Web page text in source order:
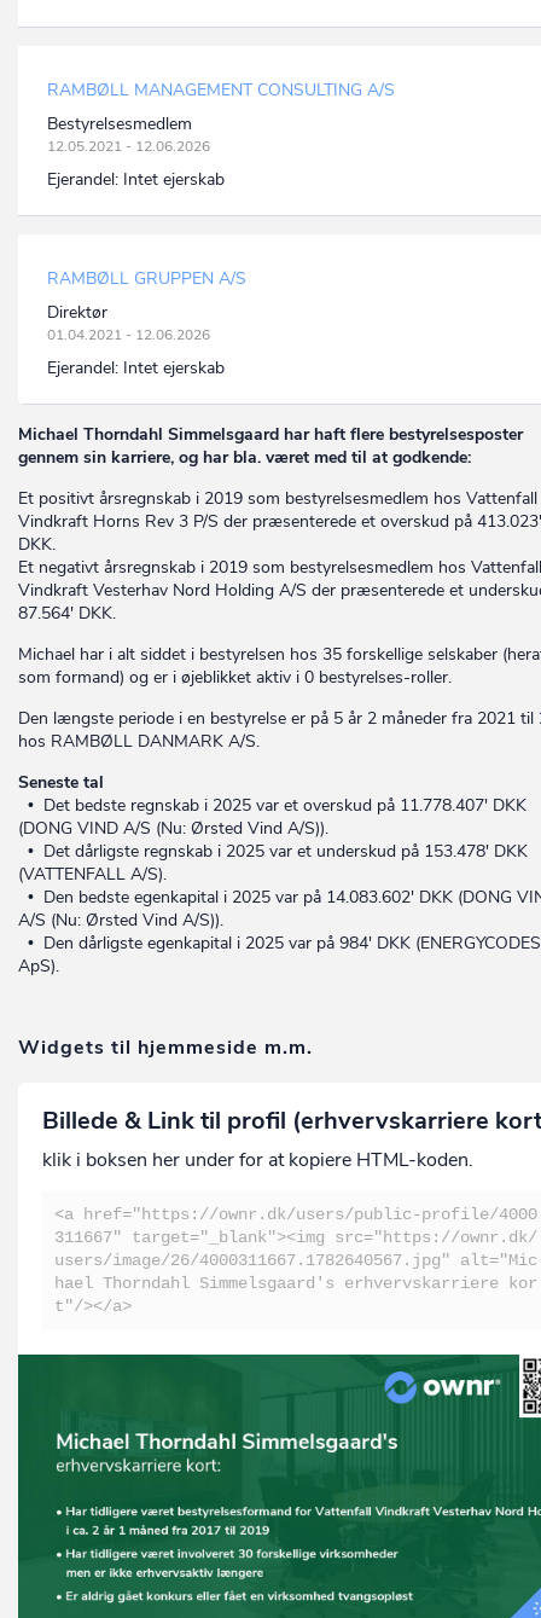
RAMBØLL MANAGEMENT CONSULTING A/S
Bestyrelsesmedlem
12.05.2021 - 12.06.2026
Ejerandel: Intet ejerskab
RAMBØLL GRUPPEN A/S
Direktør
01.04.2021 - 12.06.2026
Ejerandel: Intet ejerskab
Michael Thorndahl Simmelsgaard har haft flere bestyrelsesposter
gennem sin karriere, og har bla. været med til at godkende:
Et positivt årsregnskab i 2019 som bestyrelsesmedlem hos Vattenfall
Vindkraft Horns Rev 3 P/S der præsenterede et overskud på 413.023'
DKK.
Et negativt årsregnskab i 2019 som bestyrelsesmedlem hos Vattenfall
Vindkraft Vesterhav Nord Holding A/S der præsenterede et
87.564' DKK.
Michael har i alt siddet i bestyrelsen hos 35 forskellige selskaber
som formand) og er i øjeblikket aktiv i 0 bestyrelses-roller.
Den længste periode i en bestyrelse er på 5 år 2 måneder fra 2021 til
hos RAMBØLL DANMARK A/S.
Seneste tal
• Det bedste regnskab i 2025 var et overskud på 11.778.407' DKK
(DONG VIND A/S (Nu: Ørsted Vind A/S)).
• Det dårligste regnskab i 2025 var et underskud på 153.478' DKK
(VATTENFALL A/S).
• Den bedste egenkapital i 2025 var på 14.083.602' DKK (DONG
A/S (Nu: Ørsted Vind A/S)).
• Den dårligste egenkapital i 2025 var på 984' DKK
ApS).
Widgets til hjemmeside m.m.
Billede & Link til profil (erhvervskarriere
klik i boksen her under for at kopiere HTML-koden.
<a href="https://ownr.dk/users/public-profile/4000
311667" target="_blank"><img src="https://ownr.dk/
users/image/26/4000311667.1782640567.jpg" alt="Mic
hael Thorndahl Simmelsgaard's erhvervskarriere kor
t"/></a>